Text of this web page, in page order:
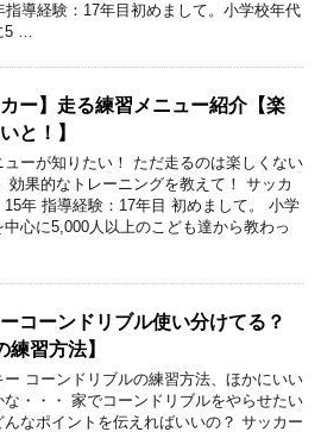
指導経験：17年目初めまして。小学校年代
5 …
カー】走る練習メニュー紹介【楽
と！】
ューが知りたい！ ただ走るのは楽しくない
効果的なトレーニングを教えて！ サッカ
15年 指導経験：17年目 初めまして。 小学
中心に5,000人以上のこども達から教わっ
コーンドリブル使い分けてる？
練習方法】
ー コーンドリブルの練習方法、ほかにいい
な・・・ 家でコーンドリブルをやらせたい
んなポイントを伝えればいいの？ サッカー